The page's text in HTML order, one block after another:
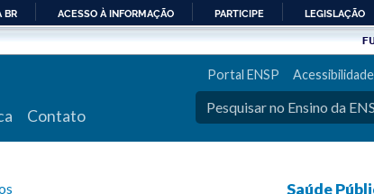
BR ACESSO À INFORMAÇÃO PARTICIPE LEGISLAÇÃO
Contato
Portal ENSP Acessibilidade
Saúde